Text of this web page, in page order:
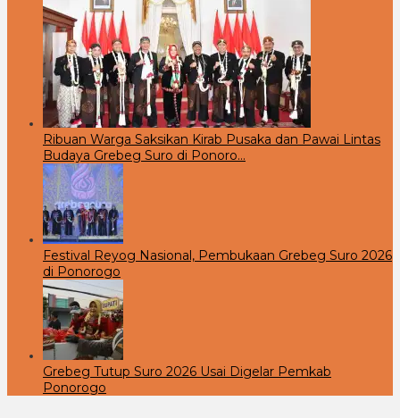
Ribuan Warga Saksikan Kirab Pusaka dan Pawai Lintas
Budaya Grebeg Suro di Ponoro…
Festival Reyog Nasional, Pembukaan Grebeg Suro 2026
di Ponorogo
Grebeg Tutup Suro 2026 Usai Digelar Pemkab
Ponorogo